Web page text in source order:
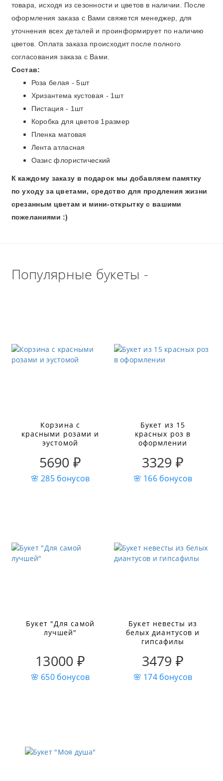
товара, исходя из сезонности и цветов в наличии. После
оформления заказа с Вами свяжется менеджер, для
уточнения всех деталей и проинформирует по наличию
цветов. Оплата заказа происходит после полного
согласования заказа с Вами.
Состав:
Роза белая - 5шт
Хризантема кустовая - 1шт
Пистация - 1шт
Коробка для цветов 1размер
Пленка матовая
Лента атласная
Оазис флористический
К каждому заказу в подарок мы добавляем памятку
по уходу за цветами, средство для продления жизни
срезанным цветам и мини-открытку с вашими
пожеланиями :)
Популярные букеты -
Корзина с
красными розами и
эустомой
5690 ₽
🌸 285 бонусов
Букет из 15
красных роз в
оформлении
3329 ₽
🌸 166 бонусов
Букет "Для самой
лучшей"
13000 ₽
🌸 650 бонусов
Букет невесты из
белых диантусов и
гипсафилы
3479 ₽
🌸 174 бонусов